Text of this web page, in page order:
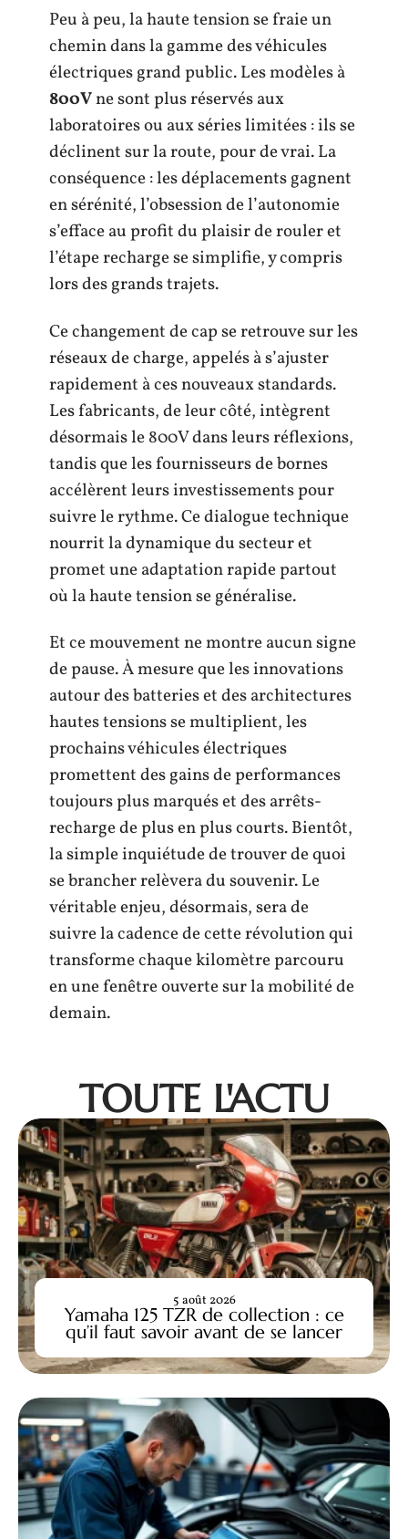
Peu à peu, la haute tension se fraie un
chemin dans la gamme des véhicules
électriques grand public. Les modèles à
800Vne sont plus réservés aux
laboratoires ou aux séries limitées : ils se
déclinent sur la route, pour de vrai. La
conséquence : les déplacements gagnent
en sérénité, l’obsession de l’autonomie
s’efface au profit du plaisir de rouler et
l’étape recharge se simplifie, y compris
lors des grands trajets.
Ce changement de cap se retrouve sur les
réseaux de charge, appelés à s’ajuster
rapidement à ces nouveaux standards.
Les fabricants, de leur côté, intègrent
désormais le 800V dans leurs réflexions,
tandis que les fournisseurs de bornes
accélèrent leurs investissements pour
suivre le rythme. Ce dialogue technique
nourrit la dynamique du secteur et
promet une adaptation rapide partout
où la haute tension se généralise.
Et ce mouvement ne montre aucun signe
de pause. À mesure que les innovations
autour des batteries et des architectures
hautes tensions se multiplient, les
prochains véhicules électriques
promettent des gains de performances
toujours plus marqués et des arrêts-
recharge de plus en plus courts. Bientôt,
la simple inquiétude de trouver de quoi
se brancher relèvera du souvenir. Le
véritable enjeu, désormais, sera de
suivre la cadence de cette révolution qui
transforme chaque kilomètre parcouru
en une fenêtre ouverte sur la mobilité de
demain.
TOUTE L'ACTU
Yamaha 125 TZR de collection : ce
qu’il faut savoir avant de se lancer
5 août 2026